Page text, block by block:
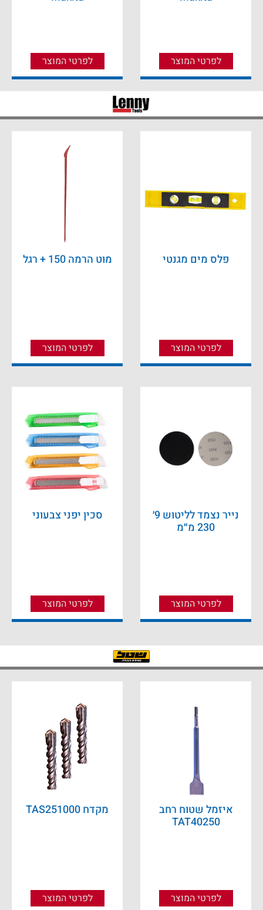
לפרטי המוצר לפרטי המוצר
פלס מים מגנטי
לפרטי המוצר
מוט הרמה 150 + רגל
לפרטי המוצר
נייר נצמד לליטוש 9׳
230 מ״מ
לפרטי המוצר
סכין יפני צבעוני
לפרטי המוצר
איזמל שטוח רחב
TAT40250
לפרטי המוצר
מקדח TAS251000
לפרטי המוצר